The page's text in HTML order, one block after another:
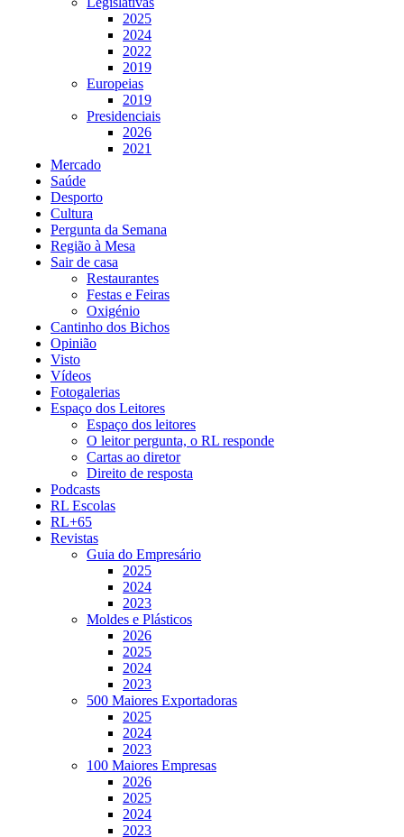
2025
2024
2022
2019
Europeias
2019
Presidenciais
2026
2021
Mercado
Saúde
Desporto
Cultura
Pergunta da Semana
Região à Mesa
Sair de casa
Restaurantes
Festas e Feiras
Oxigénio
Cantinho dos Bichos
Opinião
Visto
Vídeos
Fotogalerias
Espaço dos Leitores
Espaço dos leitores
O leitor pergunta, o RL responde
Cartas ao diretor
Direito de resposta
Podcasts
RL Escolas
RL+65
Revistas
Guia do Empresário
2025
2024
2023
Moldes e Plásticos
2026
2025
2024
2023
500 Maiores Exportadoras
2025
2024
2023
100 Maiores Empresas
2026
2025
2024
2023